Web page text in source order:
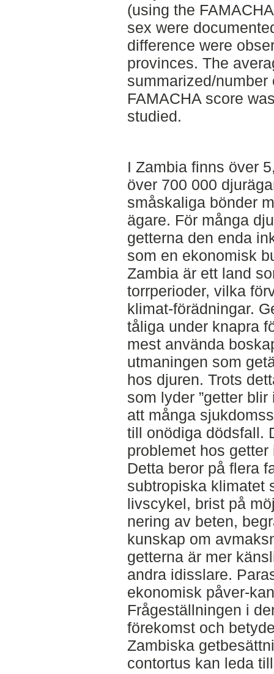
(using the
sex were
difference were
provinces. The
summarized/
FAMACHA score
studied.
I Zambia finns över
över 700 000
småskaliga bönder
ägare. För många
getterna den enda
som en ekonomisk
Zambia är ett land
torrperioder, vilka
klimat-förädningar.
tåliga under knapra
mest använda
utmaningen som
hos djuren. Trots
som lyder ”getter
att många
till onödiga dödsfall.
problemet hos
Detta beror på flera
subtropiska klimatet
livscykel, brist på
nering av beten,
kunskap om
getterna är mer
andra idisslare.
ekonomisk påver-
Frågeställningen i
förekomst och
Zambiska
contortus kan leda